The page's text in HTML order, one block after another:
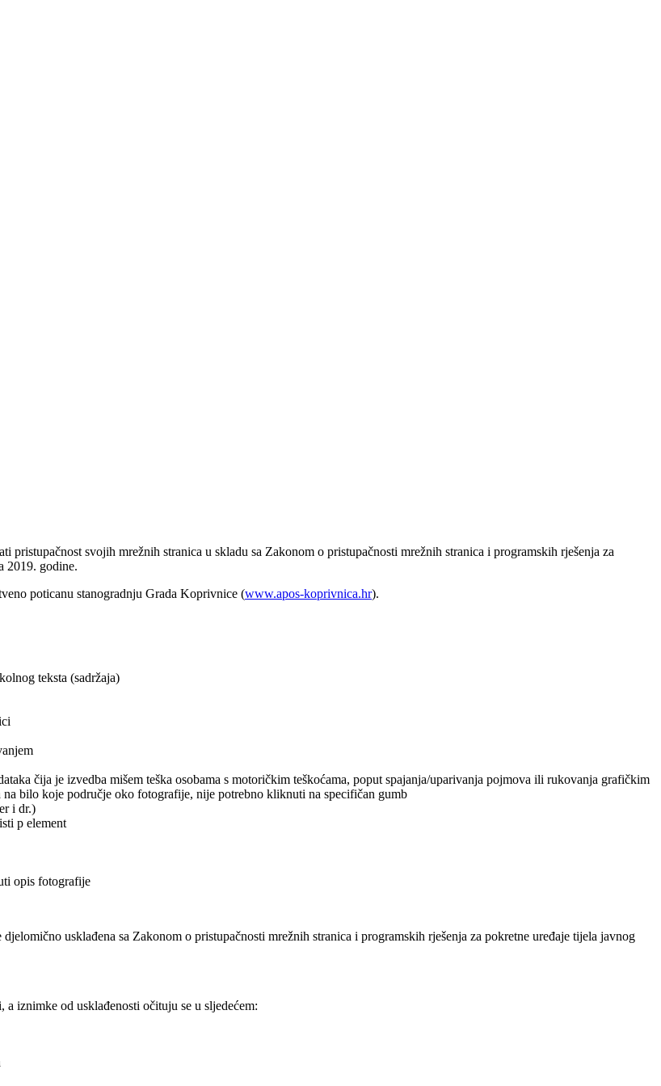
svojih mrežnih stranica u skladu sa Zakonom o pristupačnosti mrežnih stranica i programskih rješenja za
2019. godine.
poticanu stanogradnju Grada Koprivnice (www.apos-koprivnica.hr).
teksta (sadržaja)
čija je izvedba mišem teška osobama s motoričkim teškoćama, poput spajanja/uparivanja pojmova ili rukovanja grafičkim
bilo koje područje oko fotografije, nije potrebno kliknuti na specifičan gumb
i dr.)
p element
opis fotografije
usklađena sa Zakonom o pristupačnosti mrežnih stranica i programskih rješenja za pokretne uređaje tijela javnog
iznimke od usklađenosti očituju se u sljedećem: